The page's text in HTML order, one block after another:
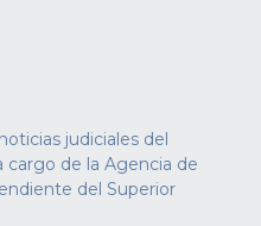
judiciales del
cargo de la Agencia de
del Superior